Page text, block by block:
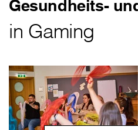
Gesundheits-
in Gaming